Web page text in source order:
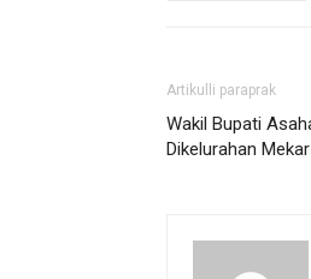
Artikulli paraprak
Wakil Bupati
Dikelurahan